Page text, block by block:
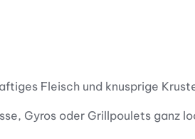
Fleisch und knusprige
Gyros oder Grillpoulets ganz